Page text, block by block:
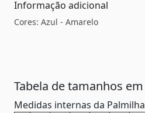
Informação adicional
Cores: Azul - Amarelo
Tabela de tamanhos em
Medidas internas da Palmilha